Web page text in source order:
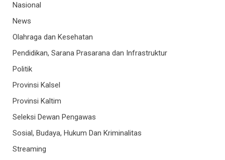
Nasional
News
Olahraga dan Kesehatan
Pendidikan, Sarana Prasarana dan Infrastruktur
Politik
Provinsi Kalsel
Provinsi Kaltim
Seleksi Dewan Pengawas
Sosial, Budaya, Hukum Dan Kriminalitas
Streaming